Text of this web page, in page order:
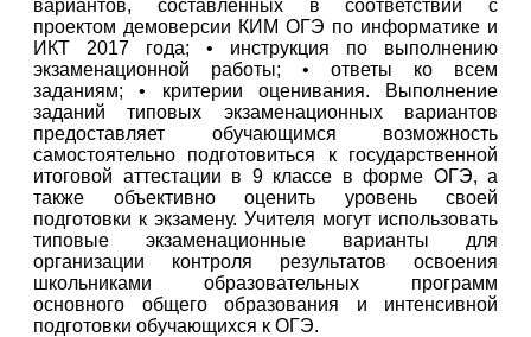
вариантов, составленных в соответствии с
проектом демоверсии КИМ ОГЭ по информатике и
ИКТ 2017 года; • инструкция по выполнению
экзаменационной работы; • ответы ко всем
заданиям; • критерии оценивания. Выполнение
заданий типовых экзаменационных вариантов
предоставляет обучающимся возможность
самостоятельно подготовиться к государственной
итоговой аттестации в 9 классе в форме ОГЭ, а
также объективно оценить уровень своей
подготовки к экзамену. Учителя могут использовать
типовые экзаменационные варианты для
организации контроля результатов освоения
школьниками образовательных программ
основного общего образования и интенсивной
подготовки обучающихся к ОГЭ.